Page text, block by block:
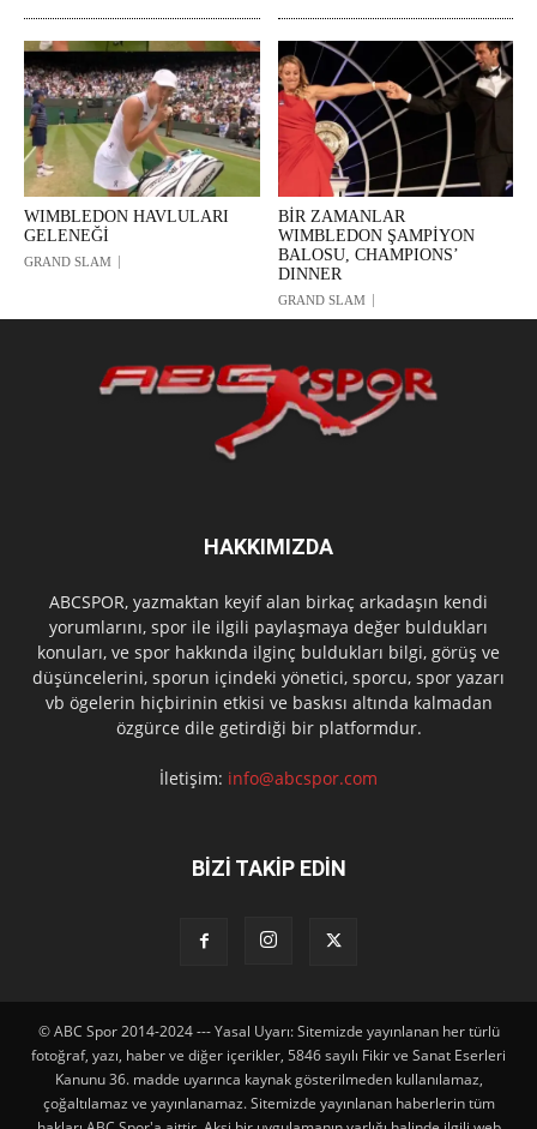
WIMBLEDON HAVLULARI
GELENEĞİ
GRAND SLAM
BİR ZAMANLAR
WIMBLEDON ŞAMPİYON
BALOSU, CHAMPIONS’
DINNER
GRAND SLAM
HAKKIMIZDA
ABCSPOR, yazmaktan keyif alan birkaç arkadaşın kendi
yorumlarını, spor ile ilgili paylaşmaya değer buldukları
konuları, ve spor hakkında ilginç buldukları bilgi, görüş ve
düşüncelerini, sporun içindeki yönetici, sporcu, spor yazarı
vb ögelerin hiçbirinin etkisi ve baskısı altında kalmadan
özgürce dile getirdiği bir platformdur.
İletişim: info@abcspor.com
BİZİ TAKİP EDİN
© ABC Spor 2014-2024 --- Yasal Uyarı: Sitemizde yayınlanan her türlü
fotoğraf, yazı, haber ve diğer içerikler, 5846 sayılı Fikir ve Sanat Eserleri
Kanunu 36. madde uyarınca kaynak gösterilmeden kullanılamaz,
çoğaltılamaz ve yayınlanamaz. Sitemizde yayınlanan haberlerin tüm